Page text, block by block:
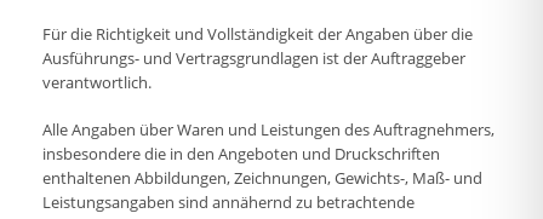
Für die Richtigkeit und Vollständigkeit der Angaben über die
Ausführungs- und Vertragsgrundlagen ist der Auftraggeber
verantwortlich.
Alle Angaben über Waren und Leistungen des Auftragnehmers,
insbesondere die in den Angeboten und Druckschriften
enthaltenen Abbildungen, Zeichnungen, Gewichts-, Maß- und
Leistungsangaben sind annähernd zu betrachtende